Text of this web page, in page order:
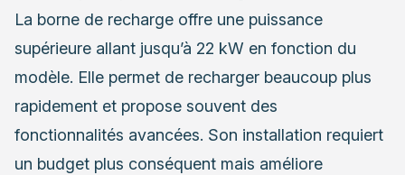
La borne de recharge offre une puissance
supérieure allant jusqu’à 22 kW en fonction du
modèle. Elle permet de recharger beaucoup plus
rapidement et propose souvent des
fonctionnalités avancées. Son installation requiert
un budget plus conséquent mais améliore